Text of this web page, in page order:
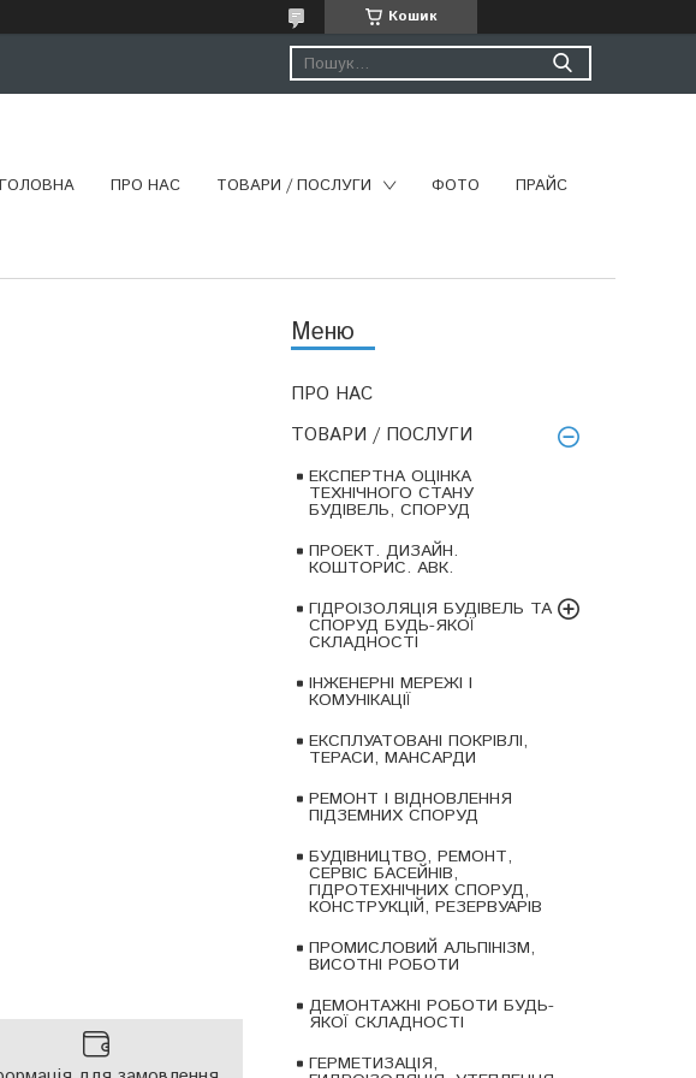
Кошик
ГОЛОВНА ПРО НАС ТОВАРИ / ПОСЛУГИ ФОТО ПРАЙС
ПРО НАС
ТОВАРИ / ПОСЛУГИ
ЕКСПЕРТНА ОЦІНКА
ТЕХНІЧНОГО СТАНУ
БУДІВЕЛЬ, СПОРУД
ПРОЕКТ. ДИЗАЙН.
КОШТОРИС. АВК.
ГІДРОІЗОЛЯЦІЯ БУДІВЕЛЬ ТА
СПОРУД БУДЬ-ЯКОЇ
СКЛАДНОСТІ
ІНЖЕНЕРНІ МЕРЕЖІ І
КОМУНІКАЦІЇ
ЕКСПЛУАТОВАНІ ПОКРІВЛІ,
ТЕРАСИ, МАНСАРДИ
РЕМОНТ І ВІДНОВЛЕННЯ
ПІДЗЕМНИХ СПОРУД
БУДІВНИЦТВО, РЕМОНТ,
СЕРВІС БАСЕЙНІВ,
ГІДРОТЕХНІЧНИХ СПОРУД,
КОНСТРУКЦІЙ, РЕЗЕРВУАРІВ
ПРОМИСЛОВИЙ АЛЬПІНІЗМ,
ВИСОТНІ РОБОТИ
ДЕМОНТАЖНІ РОБОТИ БУДЬ-
ЯКОЇ СКЛАДНОСТІ
ГЕРМЕТИЗАЦІЯ,